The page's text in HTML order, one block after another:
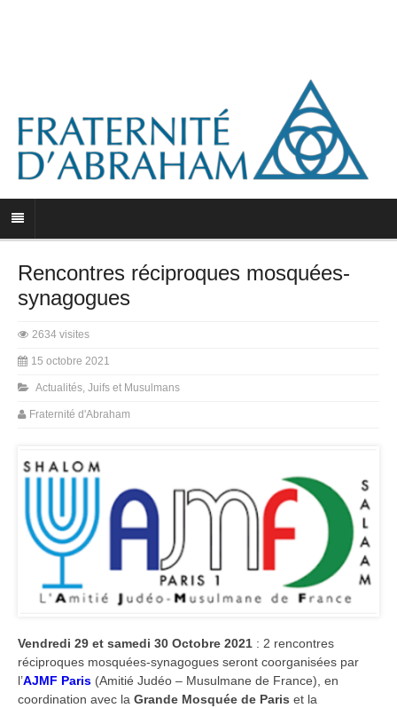
Rencontres réciproques mosquées-
synagogues
2634 visites
15 octobre 2021
Actualités, Juifs et Musulmans
Fraternité d'Abraham
Vendredi 29 et samedi 30 Octobre 2021 : 2 rencontres
réciproques mosquées-synagogues seront coorganisées par
l’AJMF Paris (Amitié Judéo – Musulmane de France), en
coordination avec la Grande Mosquée de Paris et la